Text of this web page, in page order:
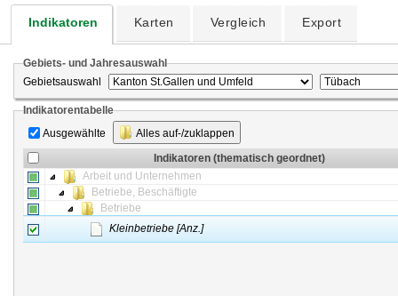
Indikatoren Karten Vergleich Export
Gebiets- und Jahresauswahl
Gebietsauswahl
Indikatorentabelle
Ausgewählte
Alles auf-/zuklappen
Indikatoren (thematisch geordnet)
Arbeit und Unternehmen
Betriebe, Beschäftigte
Betriebe
Kleinbetriebe [Anz.]